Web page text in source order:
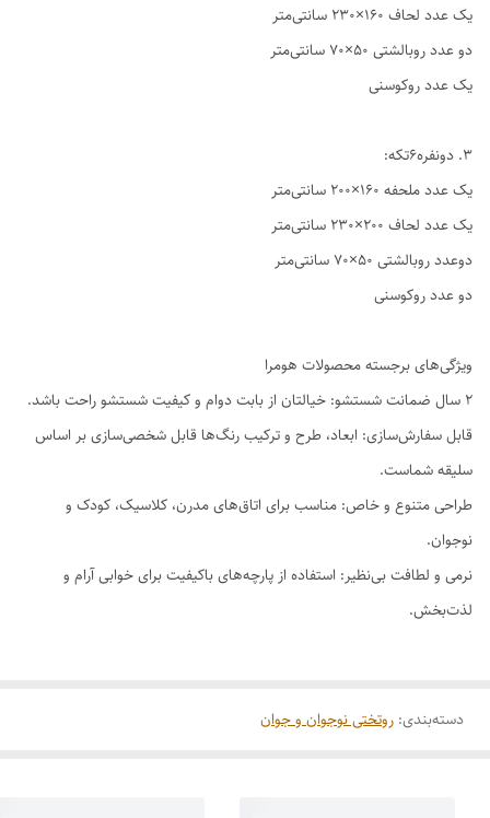
یک عدد لحاف ۱۶۰×۲۳۰ سانتی‌متر
دو عدد روبالشتی ۵۰×۷۰ سانتی‌متر
یک عدد روکوسنی
3. دو‌نفره6تکه:
یک عدد ملحفه ۱۶۰×۲۰۰ سانتی‌متر
یک عدد لحاف ۲۰۰×۲۳۰ سانتی‌متر
دوعدد روبالشتی ۵۰×۷۰ سانتی‌متر
دو عدد روکوسنی
ویژگی‌های برجسته محصولات هومرا
۲ سال ضمانت شستشو: خیالتان از بابت دوام و کیفیت شستشو راحت باشد.
قابل سفارش‌سازی: ابعاد، طرح و ترکیب رنگ‌ها قابل شخصی‌سازی بر اساس
سلیقه شماست.
طراحی متنوع و خاص: مناسب برای اتاق‌های مدرن، کلاسیک، کودک و
نوجوان.
نرمی و لطافت بی‌نظیر: استفاده از پارچه‌های باکیفیت برای خوابی آرام و
لذت‌بخش.
دسته‌بندی: روتختی نوجوان و جوان